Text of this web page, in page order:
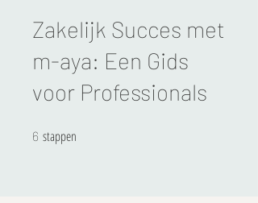
Zakelijk Succes met
m-aya: Een Gids
voor Professionals
6 stappen